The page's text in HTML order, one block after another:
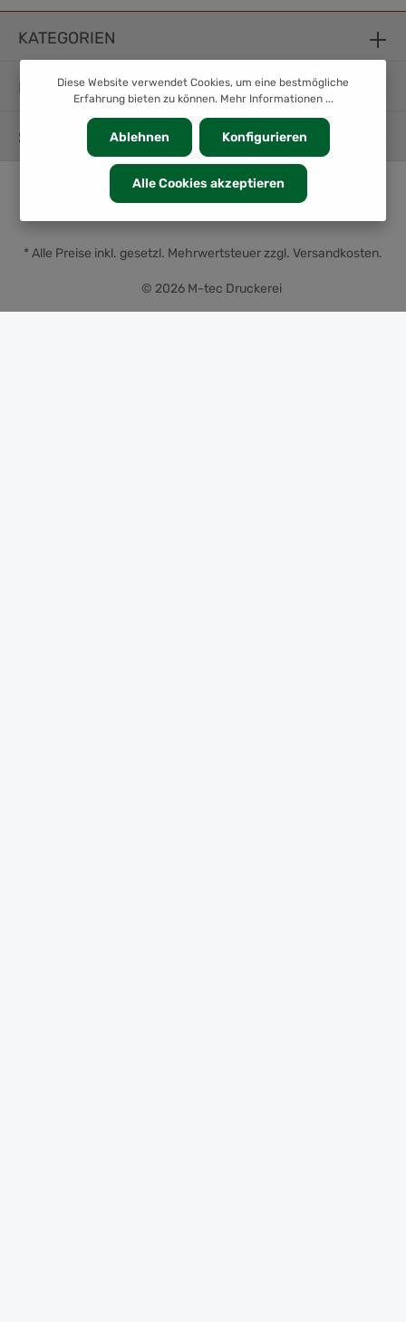
KATEGORIEN
INFORMATION
SERVICE
© 2026 M-tec Druckerei
* Alle Preise inkl. gesetzl. Mehrwertsteuer zzgl. Versandkosten.
Diese Website verwendet Cookies, um eine bestmögliche
Erfahrung bieten zu können. Mehr Informationen ...
Ablehnen Konfigurieren
Alle Cookies akzeptieren